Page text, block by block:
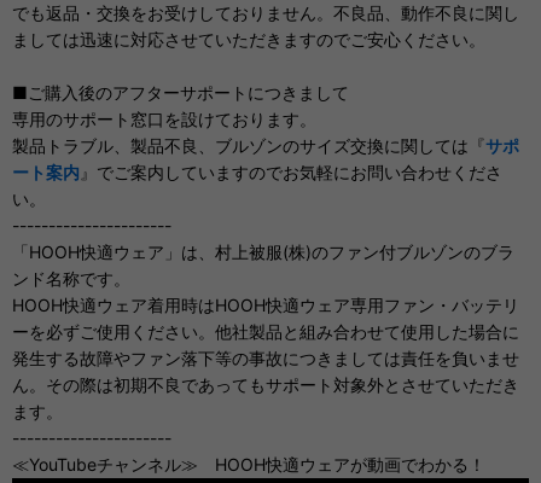
でも返品・交換をお受けしておりません。不良品、動作不良に関し
ましては迅速に対応させていただきますのでご安心ください。
■ご購入後のアフターサポートにつきまして
専用のサポート窓口を設けております。
製品トラブル、製品不良、ブルゾンのサイズ交換に関しては『サポ
ート案内 』でご案内していますのでお気軽にお問い合わせくださ
い。
----------------------
「HOOH快適ウェア」は、村上被服(株)のファン付ブルゾンのブラ
ンド名称です。
HOOH快適ウェア着用時はHOOH快適ウェア専用ファン・バッテリ
ーを必ずご使用ください。他社製品と組み合わせて使用した場合に
発生する故障やファン落下等の事故につきましては責任を負いませ
ん。その際は初期不良であってもサポート対象外とさせていただき
ます。
----------------------
≪YouTubeチャンネル≫ HOOH快適ウェアが動画でわかる！